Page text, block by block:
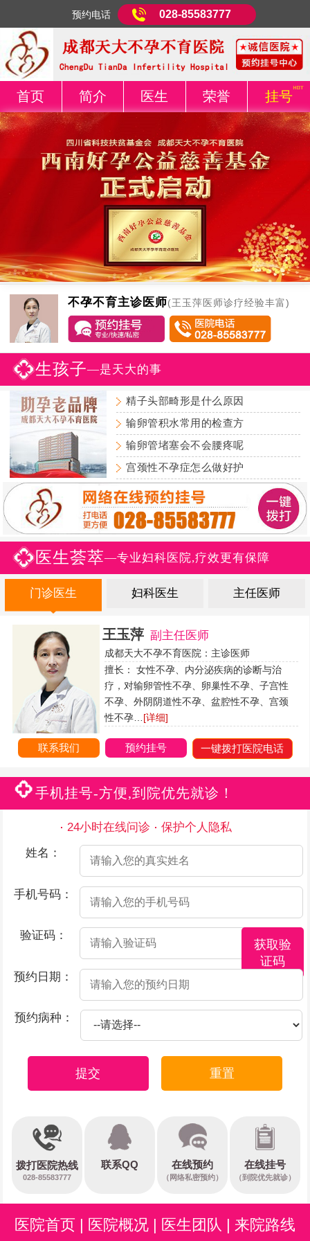
预约电话 028-85583777
首页 简介 医生 荣誉 挂号
不孕不育主诊医师(王玉萍医师诊疗经验丰富)
生孩子—是天大的事
精子头部畸形是什么原因
输卵管积水常用的检查方
输卵管堵塞会不会腰疼呢
宫颈性不孕症怎么做好护
医生荟萃—专业妇科医院,疗效更有保障
门诊医生 妇科医生 主任医师
王玉萍 副主任医师
成都天大不孕不育医院：主诊医师
擅长： 女性不孕、内分泌疾病的诊断与治
疗，对输卵管性不孕、卵巢性不孕、子宫性
不孕、外阴阴道性不孕、盆腔性不孕、宫颈
性不孕… [详细]
联系我们 预约挂号 一键拨打医院电话
手机挂号-方便,到院优先就诊！
24小时在线问诊
保护个人隐私
姓名：
手机号码：
验证码：
获取验
证码
预约日期：
预约病种：
提交 重置
拨打医院热线
028-85583777
联系QQ 在线预约
（网络私密预约）
在线挂号
（到院优先就诊）
医院首页 | 医院概况 | 医生团队 | 来院路线